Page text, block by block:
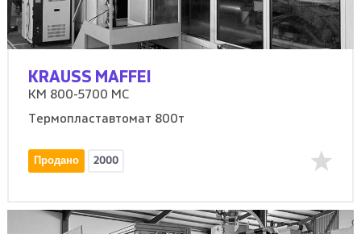
KRAUSS MAFFEI
KM 800-5700 MC
Термопластавтомат 800т
Продано 2000